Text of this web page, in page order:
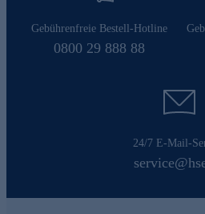
Gebührenfreie Bestell-Hotline
0800 29 888 88
24/7 E-Mail-